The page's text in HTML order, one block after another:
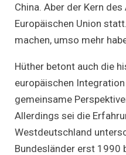
China. Aber der Kern
Europäischen Union
machen, umso mehr
Hüther betont auch die
europäischen
gemeinsame
Allerdings sei die
Westdeutschland
Bundesländer erst 1990